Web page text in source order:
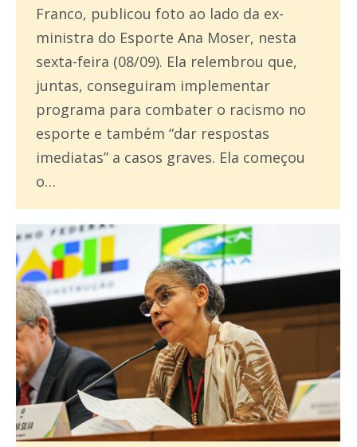
Franco, publicou foto ao lado da ex-
ministra do Esporte Ana Moser, nesta
sexta-feira (08/09). Ela relembrou que,
juntas, conseguiram implementar
programa para combater o racismo no
esporte e também “dar respostas
imediatas” a casos graves. Ela começou
o…